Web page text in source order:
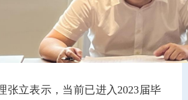
张立表示，当前已进入2023届毕